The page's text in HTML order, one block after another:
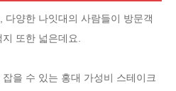
다양한 나잇대의 사람들이 방문객
또한 넓은데요.
을 수 있는 홍대 가성비 스테이크